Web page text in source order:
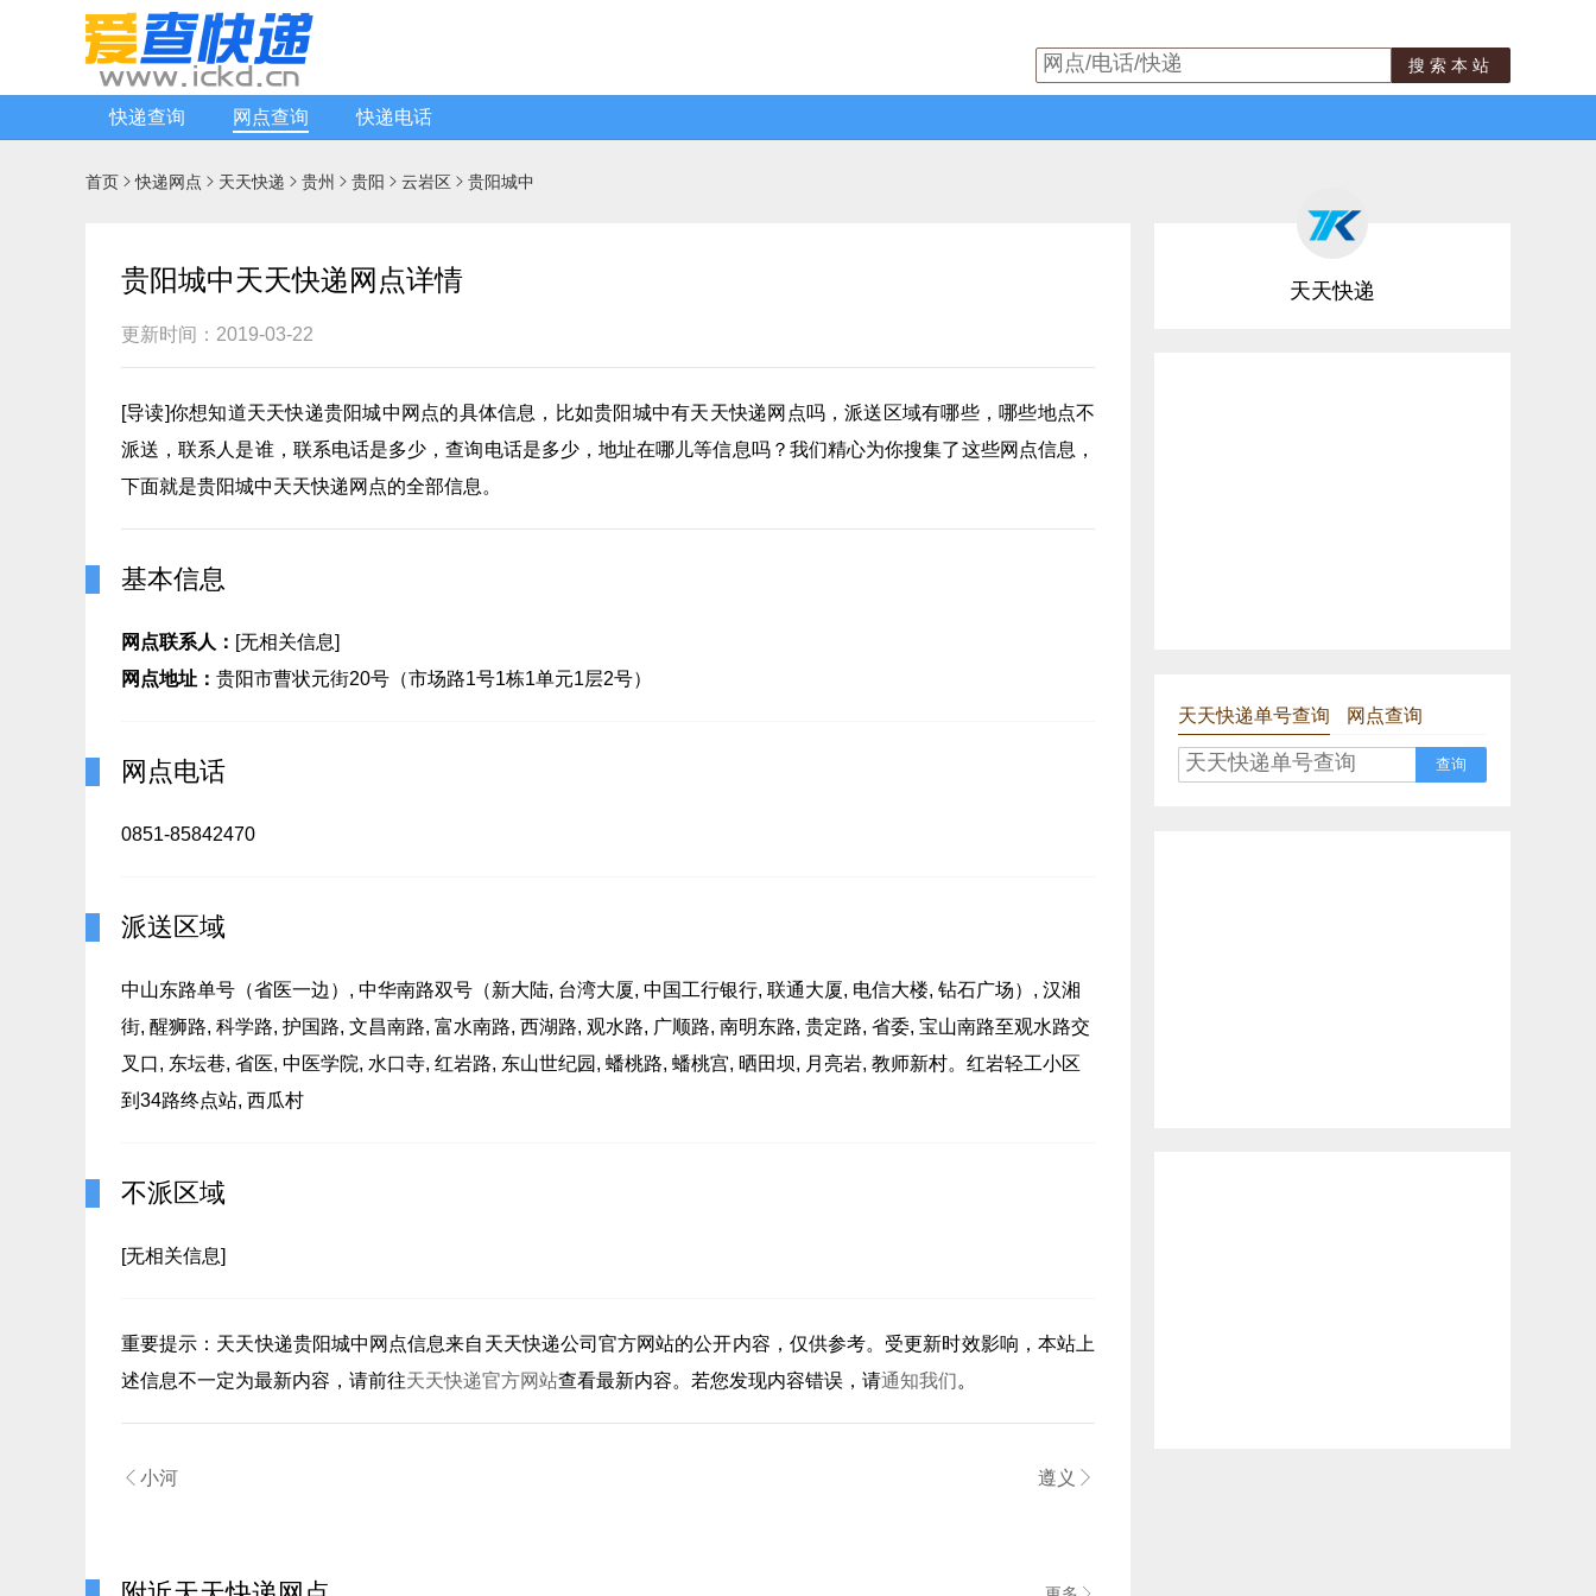
搜索本站
快递查询 网点查询 快递电话
首页 快递网点  天天快递  贵州  贵阳  云岩区  贵阳城中
贵阳城中天天快递网点详情
更新时间：2019-03-22
[导读]你想知道天天快递贵阳城中网点的具体信息，比如贵阳城中有天天快递网点吗，派送区域有哪些，哪些地点不
派送，联系人是谁，联系电话是多少，查询电话是多少，地址在哪儿等信息吗？我们精心为你搜集了这些网点信息，
下面就是贵阳城中天天快递网点的全部信息。
基本信息
网点联系人： [无相关信息]
网点地址： 贵阳市曹状元街20号（市场路1号1栋1单元1层2号）
网点电话
0851-85842470
派送区域
中山东路单号（省医一边）, 中华南路双号（新大陆, 台湾大厦, 中国工行银行, 联通大厦, 电信大楼, 钻石广场）, 汉湘
街, 醒狮路, 科学路, 护国路, 文昌南路, 富水南路, 西湖路, 观水路, 广顺路, 南明东路, 贵定路, 省委, 宝山南路至观水路交
叉口, 东坛巷, 省医, 中医学院, 水口寺, 红岩路, 东山世纪园, 蟠桃路, 蟠桃宫, 晒田坝, 月亮岩, 教师新村。红岩轻工小区
到34路终点站, 西瓜村
不派区域
[无相关信息]
重要提示： 天天快递贵阳城中 网点信息来自天天快递公司官方网站的公开内容，仅供参考。受更新时效影响，本站上
述信息不一定为最新内容，请前往天天快递官方网站查看最新内容。若您发现内容错误，请通知我们。
 小河 遵义 
天天快递
天天快递单号查询 网点查询
查询